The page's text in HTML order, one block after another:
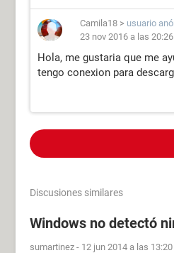
Camila18 > usuario
23 nov 2016 a las 20:26
Hola, me gustaria que me
tengo conexion para
Discusiones similares
Windows no detectó
sumartinez - 12 jun 2014 a las 13:20